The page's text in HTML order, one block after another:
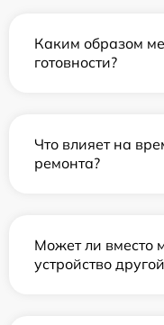
Каким образом
готовности?
Что влияет на
ремонта?
Может ли вместо
устройство